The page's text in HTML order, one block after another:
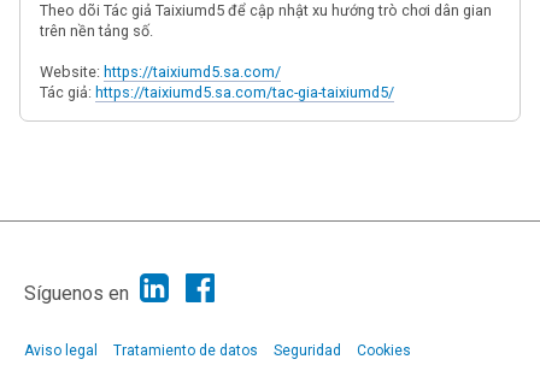
Theo dõi Tác giả Taixiumd5 để cập nhật xu hướng trò chơi dân gian
trên nền tảng số.
Website: https://taixiumd5.sa.com/
Tác giả: https://taixiumd5.sa.com/tac-gia-taixiumd5/
|
Síguenos en
Aviso legal Tratamiento de datos Seguridad
Cookies